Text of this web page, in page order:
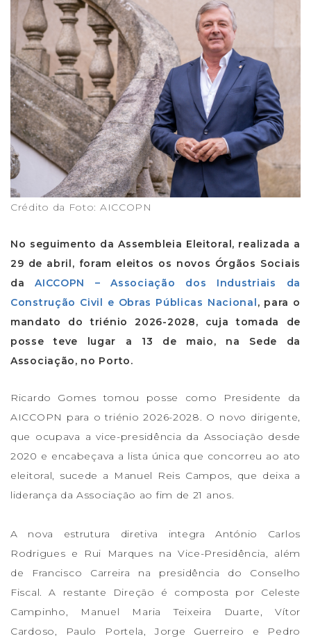
Crédito da Foto: AICCOPN
No seguimento da Assembleia Eleitoral, realizada a
29 de abril, foram eleitos os novos Órgãos Sociais
daAICCOPN – Associação dos Industriais da
Construção Civil e Obras Públicas Nacional, para o
mandato do triénio 2026-2028, cuja tomada de
posse teve lugar a 13 de maio, na Sede da
Associação, no Porto.
Ricardo Gomes tomou posse como Presidente da
AICCOPN para o triénio 2026-2028. O novo dirigente,
que ocupava a vice-presidência da Associação desde
2020 e encabeçava a lista única que concorreu ao ato
eleitoral, sucede a Manuel Reis Campos, que deixa a
liderança da Associação ao fim de 21 anos.
A nova estrutura diretiva integra António Carlos
Rodrigues e Rui Marques na Vice-Presidência, além
de Francisco Carreira na presidência do Conselho
Fiscal. A restante Direção é composta por Celeste
Campinho, Manuel Maria Teixeira Duarte, Vítor
Cardoso, Paulo Portela, Jorge Guerreiro e Pedro